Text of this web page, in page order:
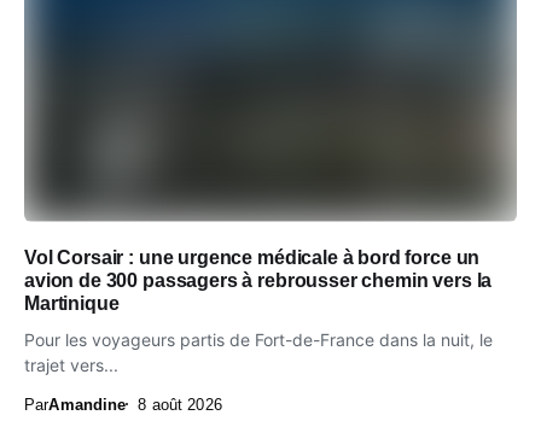
Vol Corsair : une urgence médicale à bord force un
avion de 300 passagers à rebrousser chemin vers la
Martinique
Pour les voyageurs partis de Fort-de-France dans la nuit, le
trajet vers...
ParAmandine 8 août 2026